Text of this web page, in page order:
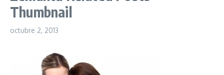
Thumbnail
octubre 2, 2013